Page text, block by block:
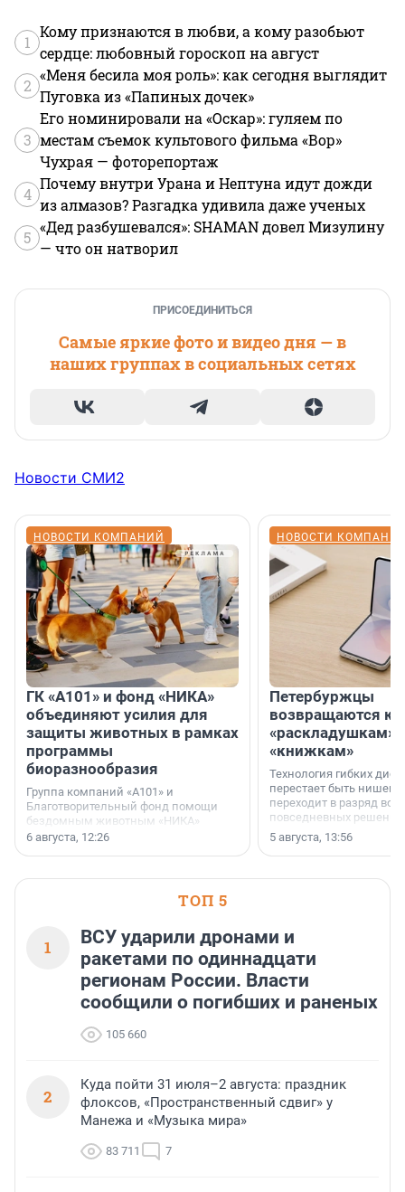
1
Кому признаются в любви, а кому разобьют
сердце: любовный гороскоп на август
2
«Меня бесила моя роль»: как сегодня выглядит
Пуговка из «Папиных дочек»
3
Его номинировали на «Оскар»: гуляем по
местам съемок культового фильма «Вор»
Чухрая — фоторепортаж
4
Почему внутри Урана и Нептуна идут дожди
из алмазов? Разгадка удивила даже ученых
5
«Дед разбушевался»: SHAMAN довел Мизулину
— что он натворил
ПРИСОЕДИНИТЬСЯ
Самые яркие фото и видео дня — в
наших группах в социальных сетях
Новости СМИ2
НОВОСТИ КОМПАНИЙ
ГК «А101» и фонд «НИКА»
объединяют усилия для
защиты животных в рамках
программы
биоразнообразия
Группа компаний «А101» и
Благотворительный фонд помощи
бездомным животным «НИКА»
заключили соглашение о
6 августа, 12:26
НОВОСТИ
Петербуржцы
возвращаются к
«раскладушкам»
«книжкам»
Технология гибких
перестает быть
переходит в разряд
повседневных
5 августа, 13:56
ТОП 5
1
ВСУ ударили дронами и
ракетами по одиннадцати
регионам России. Власти
сообщили о погибших и раненых
105 660
2
Куда пойти 31 июля–2 августа: праздник
флоксов, «Пространственный сдвиг» у
Манежа и «Музыка мира»
83 711 7